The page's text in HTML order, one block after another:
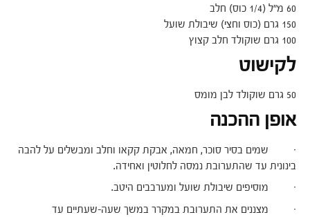
60 מ"ל (1/4 כוס) חלב
150 גרם (כוס וחצי) שיבולת שועל
100 גרם שוקולד חלב קצוץ
לקישוט
50 גרם שוקולד לבן מומס
אופן ההכנה
· שמים בסיר סוכר, חמאה, אבקת קקאו וחלב ומבשלים על להבה
בינונית עד שהתערובת נמסה לחלוטין ואחידה.
· מוסיפים שיבולת שועל ומערבבים היטב.
· מצננים את התערובת במקרר במשך שעה-שעתיים עד